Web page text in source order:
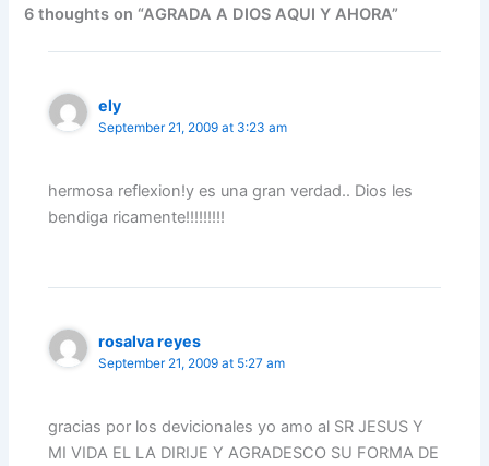
o
o
k
n
p
p
m
6 thoughts on “AGRADA A DIOS AQUI Y AHORA”
ely
September 21, 2009 at 3:23 am
hermosa reflexion!y es una gran verdad.. Dios les
bendiga ricamente!!!!!!!!!
rosalva reyes
September 21, 2009 at 5:27 am
gracias por los devicionales yo amo al SR JESUS Y
MI VIDA EL LA DIRIJE Y AGRADESCO SU FORMA DE